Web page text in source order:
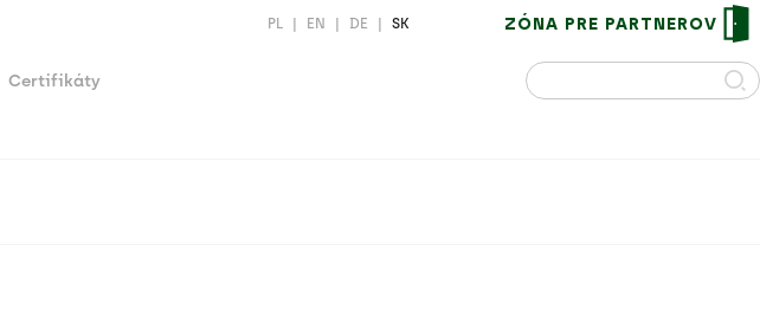
Certifikáty
PL EN DE SK ZÓNA PRE PARTNEROV